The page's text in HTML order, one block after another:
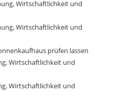
Wirtschaftlichkeit und
Wirtschaftlichkeit und
prüfen lassen
Wirtschaftlichkeit und
Wirtschaftlichkeit und